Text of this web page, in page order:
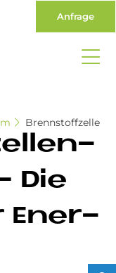
Anfrage
Brennstoffzelle
Die
En­er­